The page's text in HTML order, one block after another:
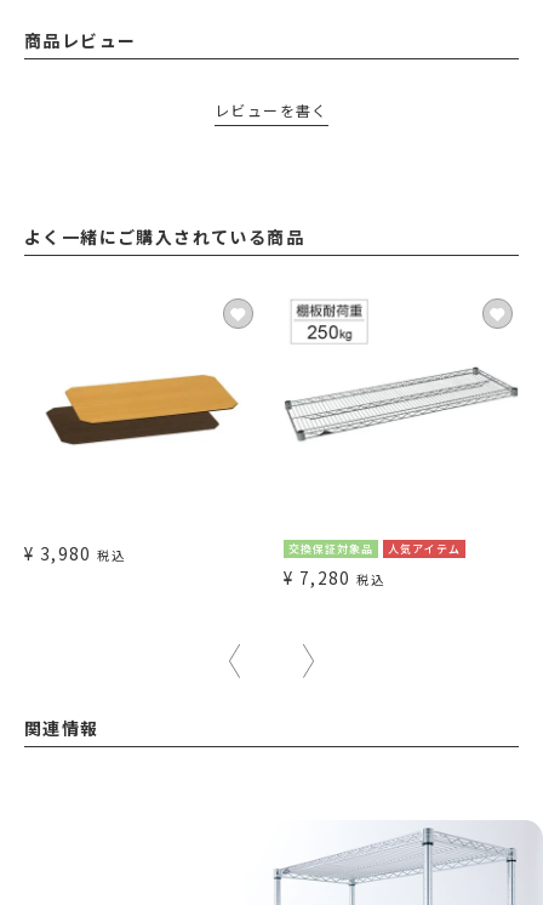
商品レビュー
レビューを書く
よく一緒にご購入されている商品
¥ 3,980 税込 交換保証対象品 人気アイテム
¥ 7,280 税込
関連情報